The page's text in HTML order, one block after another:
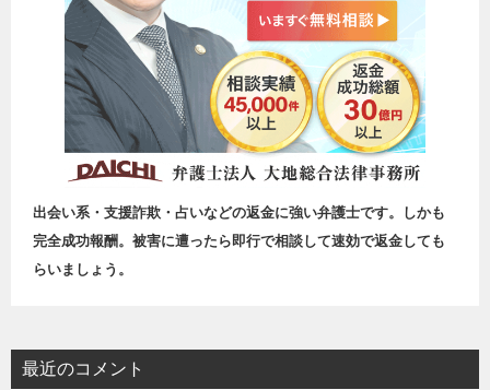
出会い系・支援詐欺・占いなどの返金に強い弁護士です。しかも
完全成功報酬。被害に遭ったら即行で相談して速効で返金しても
らいましょう。
最近のコメント